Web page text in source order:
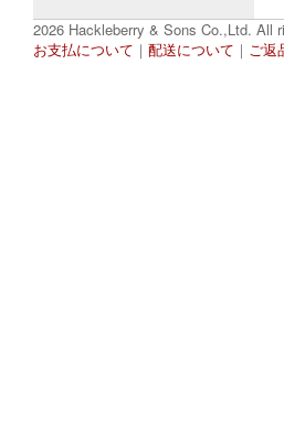
2026 Hackleberry & Sons Co.,Ltd. All
お支払について ｜ 配送について ｜ ご返